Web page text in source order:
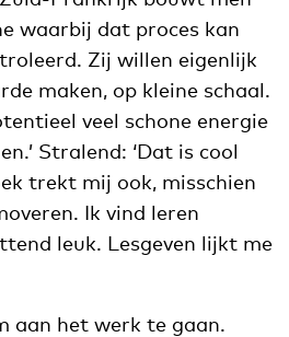
waarbij dat proces kan
Zij willen eigenlijk
maken, op kleine schaal.
veel schone energie
Stralend: ‘Dat is cool
trekt mij ook, misschien
Ik vind leren
leuk. Lesgeven lijkt me
aan het werk te gaan.